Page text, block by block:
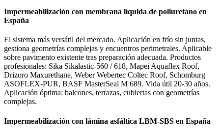
Impermeabilización con membrana líquida de poliuretano en
España
El sistema más versátil del mercado. Aplicación en frío sin juntas,
gestiona geometrías complejas y encuentros perimetrales. Aplicable
sobre pavimento existente tras preparación adecuada. Productos
profesionales: Sika Sikalastic-560 / 618, Mapei Aquaflex Roof,
Drizoro Maxurethane, Weber Webertec Coltec Roof, Schomburg
ASOFLEX-PUR, BASF MasterSeal M 689. Vida útil 20-30 años.
Aplicación óptima: balcones, terrazas, cubiertas con geometrías
complejas.
Impermeabilización con lámina asfáltica LBM-SBS en España